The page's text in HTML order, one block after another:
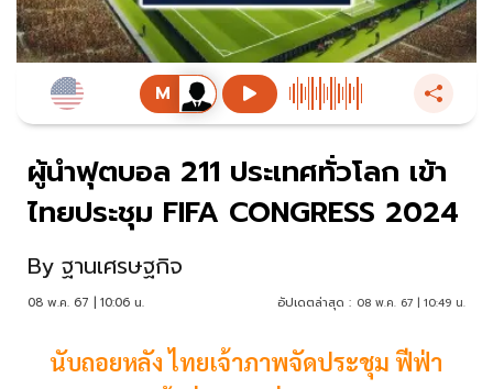
ผู้นำฟุตบอล 211 ประเทศทั่วโลก เข้า
ไทยประชุม FIFA CONGRESS 2024
By ฐานเศรษฐกิจ
08 พ.ค. 67 | 10:06 น. อัปเดตล่าสุด : 08 พ.ค. 67 | 10:49 น.
นับถอยหลัง ไทยเจ้าภาพจัดประชุม ฟีฟ่า